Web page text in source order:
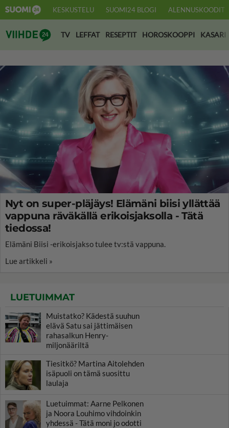
KESKUSTELU SUOMI24 BLOGI ALENNUSKOODIT
Suomi24 Viihde
TV LEFFAT RESEPTIT HOROSKOOPPI KASARI
Nyt on super-pläjäys! Elämäni biisi yllättää
vappuna räväkällä erikoisjaksolla - Tätä
tiedossa!
Elämäni Biisi -erikoisjakso tulee tv:stä vappuna.
Lue artikkeli »
LUETUIMMAT
Muistatko? Kädestä suuhun
elävä Satu sai jättimäisen
rahasalkun Henry-
miljonääriltä
Tiesitkö? Martina Aitolehden
isäpuoli on tämä suosittu
laulaja
Luetuimmat: Aarne Pelkonen
ja Noora Louhimo vihdoinkin
yhdessä - Tätä moni jo odotti